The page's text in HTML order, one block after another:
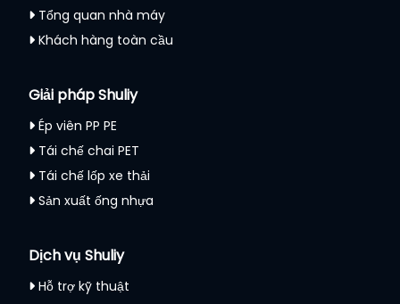
Tổng quan nhà máy
Khách hàng toàn cầu
Giải pháp Shuliy
Ép viên PP PE
Tái chế chai PET
Tái chế lốp xe thải
Sản xuất ống nhựa
Dịch vụ Shuliy
Hỗ trợ kỹ thuật